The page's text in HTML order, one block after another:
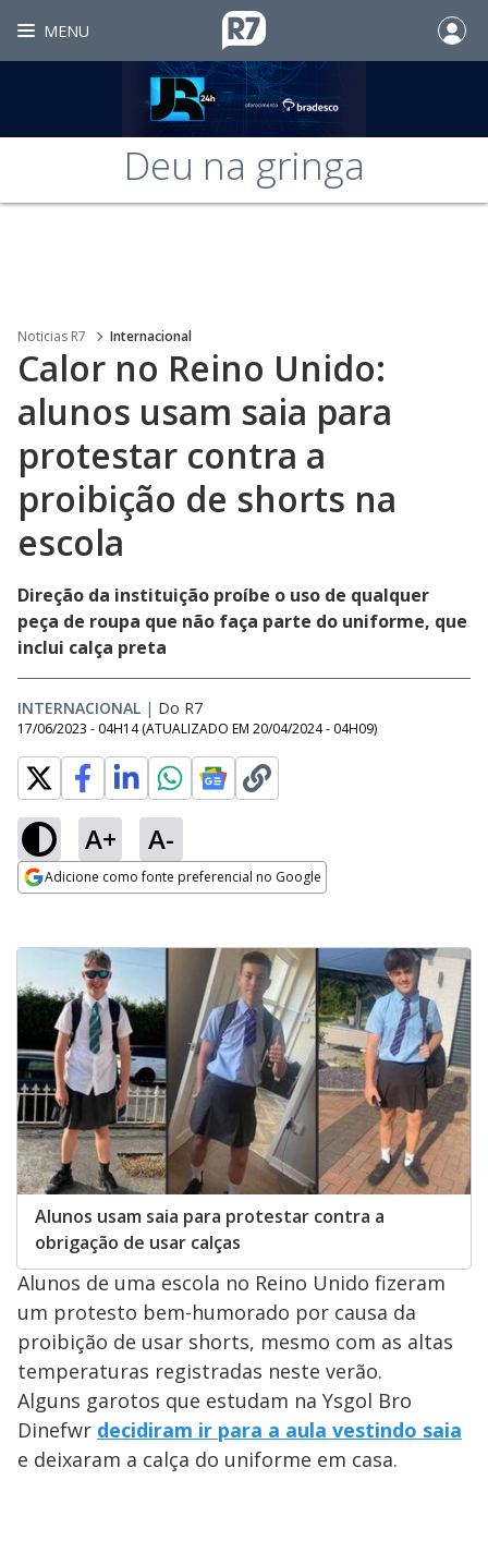
MENU
Deu na gringa
Noticias R7 Internacional
Calor no Reino Unido:
alunos usam saia para
protestar contra a
proibição de shorts na
escola
Direção da instituição proíbe o uso de qualquer
peça de roupa que não faça parte do uniforme, que
inclui calça preta
INTERNACIONAL | Do R7
17/06/2023 - 04H14 (ATUALIZADO EM 20/04/2024 - 04H09)
A+ A-
Adicione como fonte preferencial no Google
Alunos usam saia para protestar contra a
obrigação de usar calças
Alunos de uma escola no Reino Unido fizeram
um protesto bem-humorado por causa da
proibição de usar shorts, mesmo com as altas
temperaturas registradas neste verão.
Alguns garotos que estudam na Ysgol Bro
Dinefwr decidiram ir para a aula vestindo saia
e deixaram a calça do uniforme em casa.